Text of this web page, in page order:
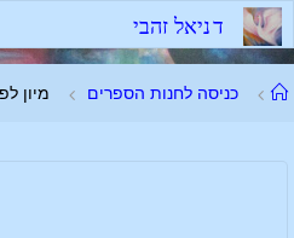
דלגו
לתוכן
דניאל זהבי
עמודכניסה לחנות הספרים מיון